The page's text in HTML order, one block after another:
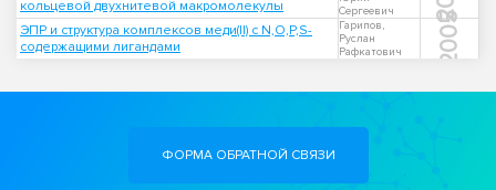
кольцевой двухнитевой макромолекулы
Сергеевич
ЭПР и структура комплексов меди(II) с N,O,P,S-
содержащими лигандами
Гарипов,
Руслан
Рафкатович
2005
ФОРМА ОБРАТНОЙ СВЯЗИ